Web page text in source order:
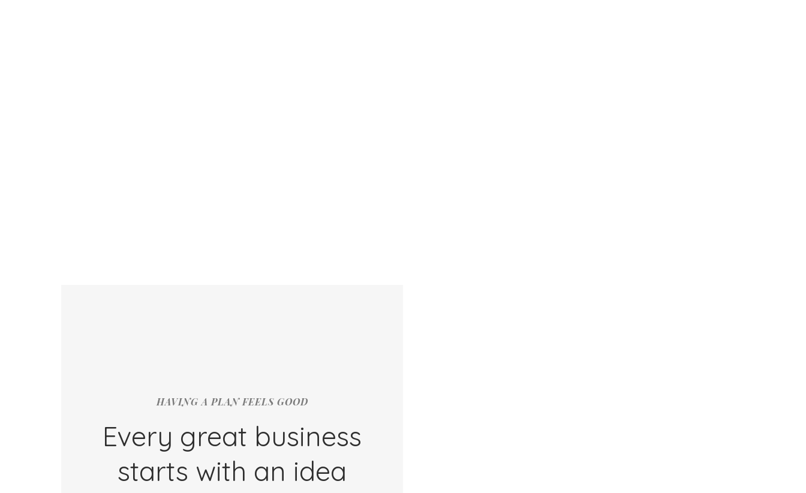
HAVING A PLAN FEELS GOOD
Every great business
starts with an idea